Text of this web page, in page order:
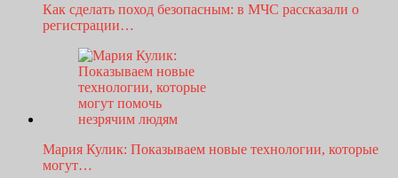
Как сделать поход безопасным: в МЧС рассказали о
регистрации…
Мария Кулик: Показываем новые технологии, которые
могут…